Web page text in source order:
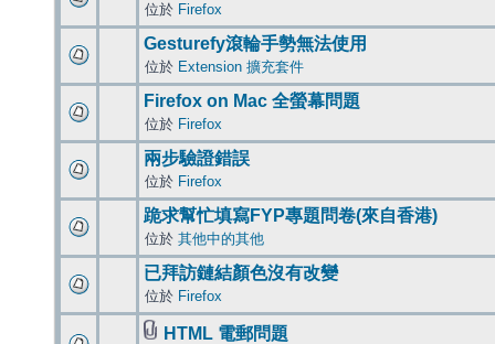
位於 Firefox
Gesturefy滾輪手勢無法使用
位於 Extension 擴充套件
Firefox on Mac 全螢幕問題
位於 Firefox
兩步驗證錯誤
位於 Firefox
跪求幫忙填寫FYP專題問卷(來自香港)
位於 其他中的其他
已拜訪鏈結顏色沒有改變
位於 Firefox
HTML 電郵問題